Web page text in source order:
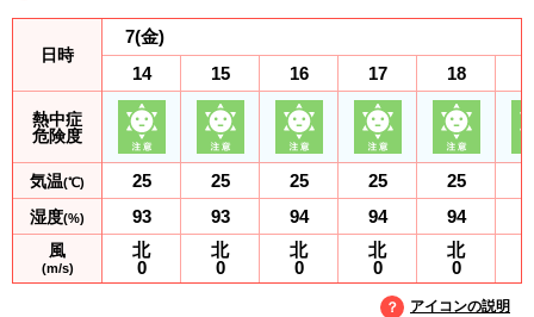
日時
熱中症
危険度
気温(℃)
湿度(%)
風
(m/s)
7(金)
14
25
93
北
0
15
25
93
北
0
16
25
94
北
0
17
25
94
北
0
18
25
94
北
0
アイコンの説明